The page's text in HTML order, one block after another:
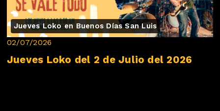
Jueves Loko en Buenos Días San Luis
02/07/2026
Jueves Loko del 2 de Julio del 2026